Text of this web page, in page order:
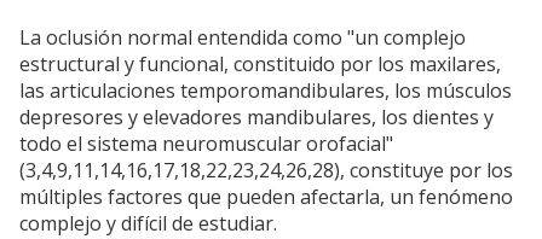
La oclusión normal entendida como "un complejo
estructural y funcional, constituido por los maxilares,
las articulaciones temporomandibulares, los músculos
depresores y elevadores mandibulares, los dientes y
todo el sistema neuromuscular orofacial"
(3,4,9,11,14,16,17,18,22,23,24,26,28), constituye por los
múltiples factores que pueden afectarla, un fenómeno
complejo y difícil de estudiar.